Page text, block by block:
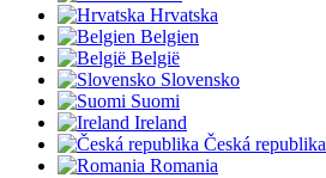
Hrvatska
Belgien
België
Slovensko
Suomi
Ireland
Česká republika
Romania